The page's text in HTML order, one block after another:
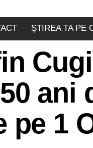
ȘTIREA TA PE
ani
pe 1